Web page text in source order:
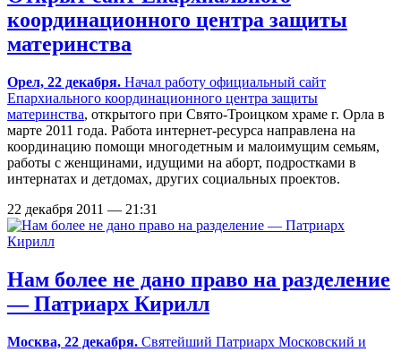
координационного центра защиты
материнства
Орел, 22 декабря. Начал работу официальный сайт
Епархиального координационного центра защиты
материнства, открытого при Свято-Троицком храме г. Орла в
марте 2011 года. Работа интернет-ресурса направлена на
координацию помощи многодетным и малоимущим семьям,
работы с женщинами, идущими на аборт, подростками в
интернатах и детдомах, других социальных проектов.
22 декабря 2011 — 21:31
Нам более не дано право на разделение
— Патриарх Кирилл
Москва, 22 декабря. Святейший Патриарх Московский и